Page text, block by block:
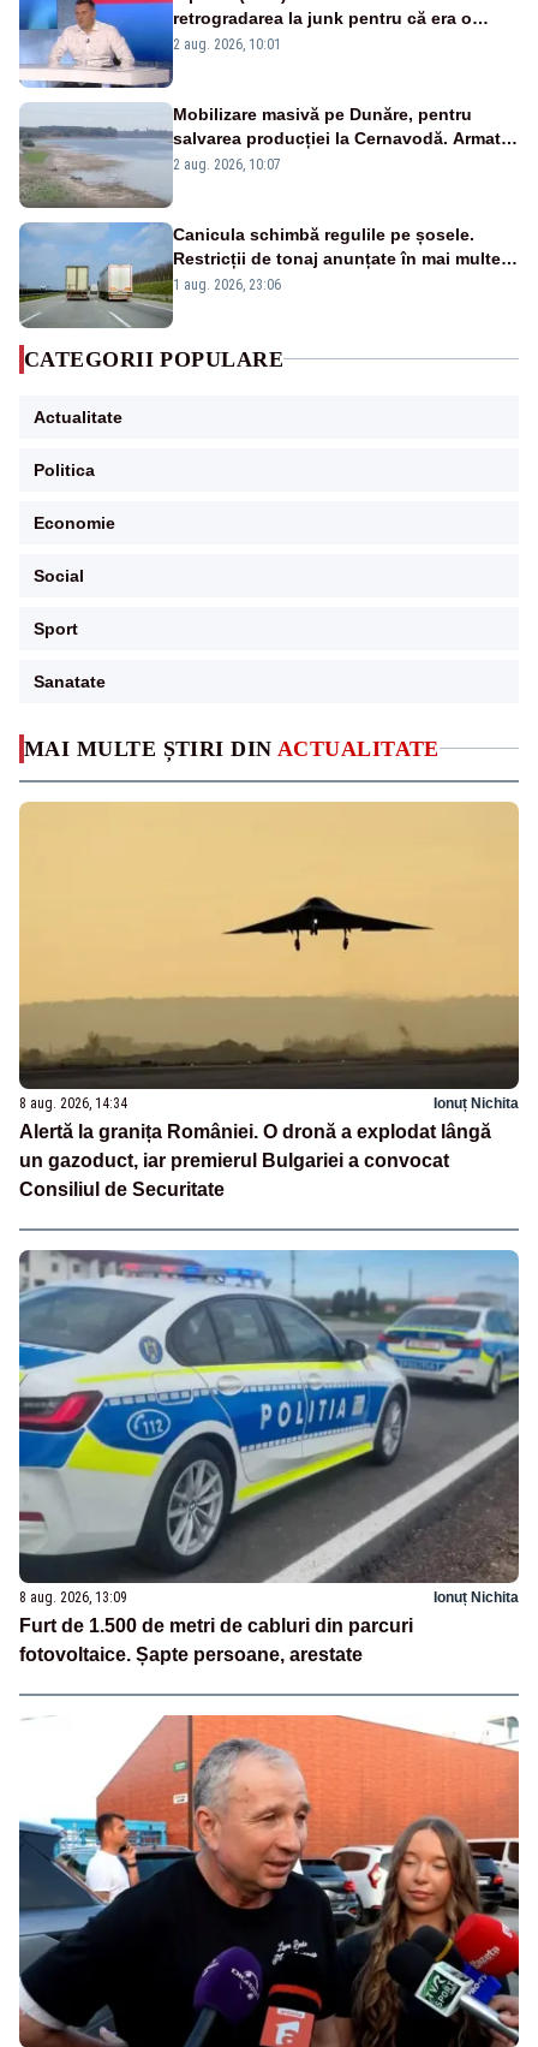
MAI MULTE ȘTIRI DIN ACTUALITATE
8 aug. 2026, 14:34 Ionuț Nichita
Alertă la granița României. O dronă a explodat lângă
un gazoduct, iar premierul Bulgariei a convocat
Consiliul de Securitate
8 aug. 2026, 13:09 Ionuț Nichita
Furt de 1.500 de metri de cabluri din parcuri
fotovoltaice. Șapte persoane, arestate
retrogradarea la junk pentru că era o
catastrofă pentru bănci și fondurile de
2 aug. 2026, 10:01
Mobilizare masivă pe Dunăre, pentru
salvarea producției la Cernavodă. Armata
va detona o stâncă și va devia apa
2 aug. 2026, 10:07
Canicula schimbă regulile pe șosele.
Restricții de tonaj anunțate în mai multe
județe
1 aug. 2026, 23:06
CATEGORII POPULARE
Actualitate
Politica
Economie
Social
Sport
Sanatate